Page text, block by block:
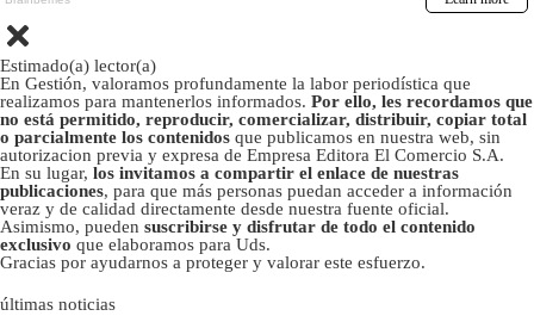
Estimado(a) lector(a)
En Gestión, valoramos profundamente la labor periodística que
realizamos para mantenerlos informados. Por ello, les recordamos que
no está permitido, reproducir, comercializar, distribuir, copiar total
o parcialmente los contenidos que publicamos en nuestra web, sin
autorizacion previa y expresa de Empresa Editora El Comercio S.A.
En su lugar, los invitamos a compartir el enlace de nuestras
publicaciones, para que más personas puedan acceder a información
veraz y de calidad directamente desde nuestra fuente oficial.
Asimismo, pueden suscribirse y disfrutar de todo el contenido
exclusivo que elaboramos para Uds.
Gracias por ayudarnos a proteger y valorar este esfuerzo.
últimas noticias